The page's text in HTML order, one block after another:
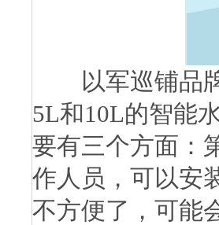
以军巡铺品牌
5L和10L的智能
要有三个方面：
作人员，可以安
不方便了，可能